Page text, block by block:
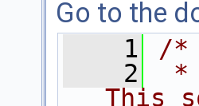
Go to the
    1
/*
    2
*
This